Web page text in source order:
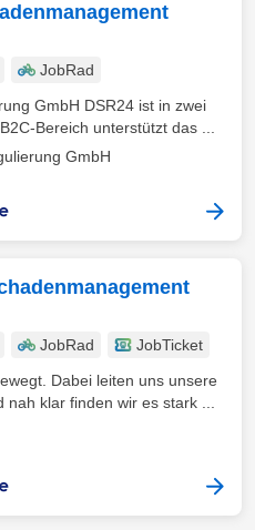
JobRad
GmbH DSR24 ist in zwei
Bereich unterstützt das ...
GmbH
JobRad
JobTicket
Dabei leiten uns unsere
klar finden wir es stark ...